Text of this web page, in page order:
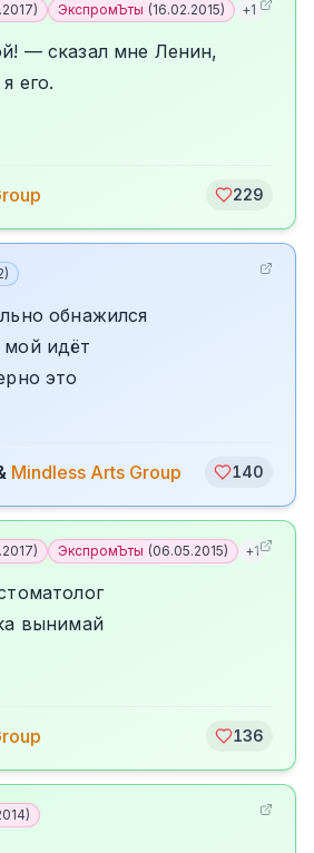
) ЭкспромЪты (16.02.2015) +1
— сказал мне Ленин,
его.
229
)
обнажился
идёт
это
Mindless Arts Group 140
) ЭкспромЪты (06.05.2015) +1
вынимай
136
)